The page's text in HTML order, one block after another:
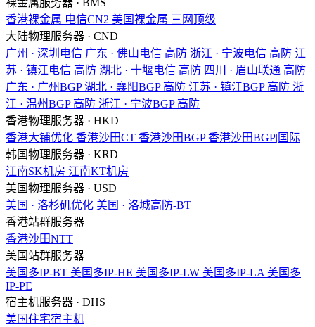
裸金属服务器 · BMS
香港裸金属 电信CN2 美国裸金属 三网顶级
大陆物理服务器 · CND
广州 · 深圳电信 广东 · 佛山电信 高防 浙江 · 宁波电信 高防 江
苏 · 镇江电信 高防 湖北 · 十堰电信 高防 四川 · 眉山联通 高防
广东 · 广州BGP 湖北 · 襄阳BGP 高防 江苏 · 镇江BGP 高防 浙
江 · 温州BGP 高防 浙江 · 宁波BGP 高防
香港物理服务器 · HKD
香港大铺优化 香港沙田CT 香港沙田BGP 香港沙田BGP|国际
韩国物理服务器 · KRD
江南SK机房 江南KT机房
美国物理服务器 · USD
美国 · 洛杉矶优化 美国 · 洛城高防-BT
香港站群服务器
香港沙田NTT
美国站群服务器
美国多IP-BT 美国多IP-HE 美国多IP-LW 美国多IP-LA 美国多
IP-PE
宿主机服务器 · DHS
美国住宅宿主机